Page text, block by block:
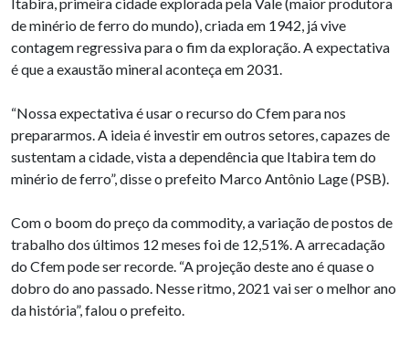
Itabira, primeira cidade explorada pela Vale (maior produtora
de minério de ferro do mundo), criada em 1942, já vive
contagem regressiva para o fim da exploração. A expectativa
é que a exaustão mineral aconteça em 2031.
“Nossa expectativa é usar o recurso do Cfem para nos
prepararmos. A ideia é investir em outros setores, capazes de
sustentam a cidade, vista a dependência que Itabira tem do
minério de ferro”, disse o prefeito Marco Antônio Lage (PSB).
Com o boom do preço da commodity, a variação de postos de
trabalho dos últimos 12 meses foi de 12,51%. A arrecadação
do Cfem pode ser recorde. “A projeção deste ano é quase o
dobro do ano passado. Nesse ritmo, 2021 vai ser o melhor ano
da história”, falou o prefeito.